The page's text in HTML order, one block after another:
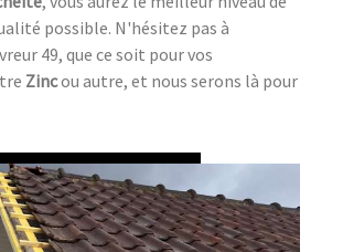
possible. N'hésitez pas à
49, que ce soit pour vos
Zincou autre, et nous serons là pour